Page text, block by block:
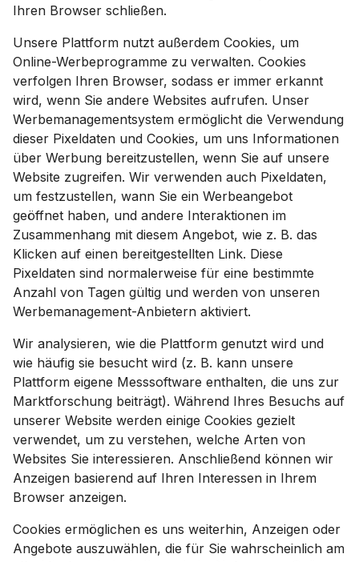
Ihren Browser schließen.
Unsere Plattform nutzt außerdem Cookies, um
Online-Werbeprogramme zu verwalten. Cookies
verfolgen Ihren Browser, sodass er immer erkannt
wird, wenn Sie andere Websites aufrufen. Unser
Werbemanagementsystem ermöglicht die Verwendung
dieser Pixeldaten und Cookies, um uns Informationen
über Werbung bereitzustellen, wenn Sie auf unsere
Website zugreifen. Wir verwenden auch Pixeldaten,
um festzustellen, wann Sie ein Werbeangebot
geöffnet haben, und andere Interaktionen im
Zusammenhang mit diesem Angebot, wie z. B. das
Klicken auf einen bereitgestellten Link. Diese
Pixeldaten sind normalerweise für eine bestimmte
Anzahl von Tagen gültig und werden von unseren
Werbemanagement-Anbietern aktiviert.
Wir analysieren, wie die Plattform genutzt wird und
wie häufig sie besucht wird (z. B. kann unsere
Plattform eigene Messsoftware enthalten, die uns zur
Marktforschung beiträgt). Während Ihres Besuchs auf
unserer Website werden einige Cookies gezielt
verwendet, um zu verstehen, welche Arten von
Websites Sie interessieren. Anschließend können wir
Anzeigen basierend auf Ihren Interessen in Ihrem
Browser anzeigen.
Cookies ermöglichen es uns weiterhin, Anzeigen oder
Angebote auszuwählen, die für Sie wahrscheinlich am